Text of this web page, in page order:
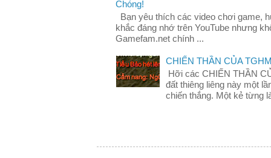
Chóng!
Bạn yêu thích các video chơi game,
khắc đáng nhớ trên YouTube nhưng
Gamefam.net chính ...
CHIẾN THẦN CỦA
Hỡi các CHIẾN THẦN
đất thiêng liêng này một
chiến thắng. Một kẻ từng